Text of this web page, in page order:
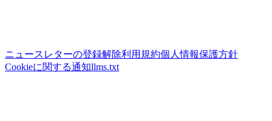
ニュースレターの登録解除利用規約個人情報保護方針
Cookieに関する通知llms.txt